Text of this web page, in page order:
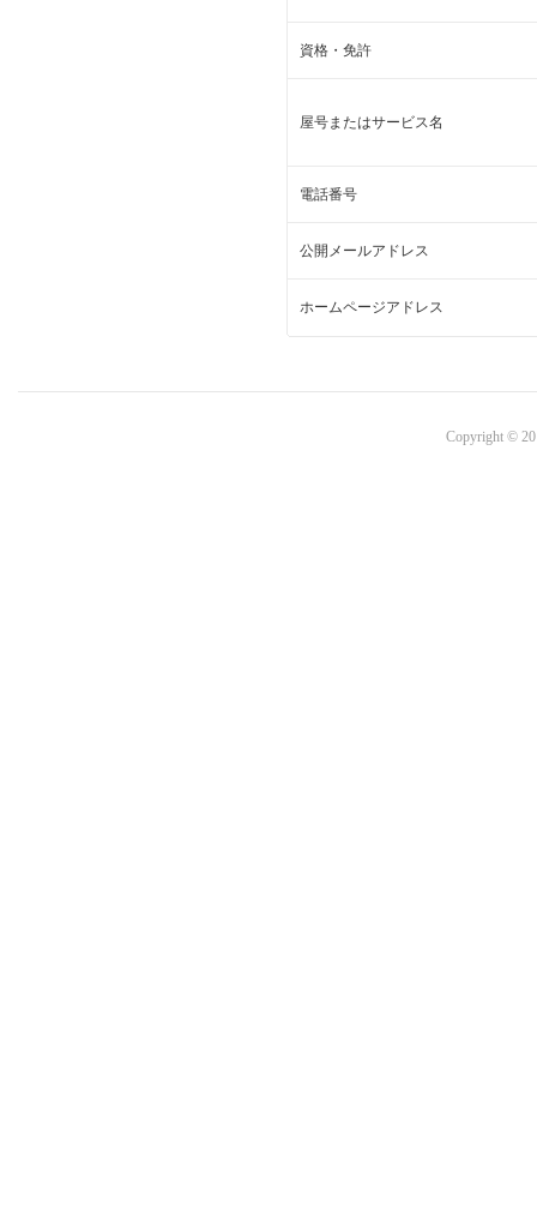
資格・免許
屋号またはサービス名
電話番号
公開メールアドレス
ホームページアドレス
Copyright ©